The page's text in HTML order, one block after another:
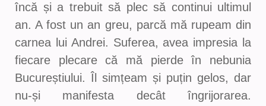
încă și a trebuit să plec să continui ultimul
an. A fost un an greu, parcă mă rupeam din
carnea lui Andrei. Suferea, avea impresia la
fiecare plecare că mă pierde în nebunia
Bucureștiului. Îl simțeam și puțin gelos, dar
nu-și manifesta decât îngrijorarea.